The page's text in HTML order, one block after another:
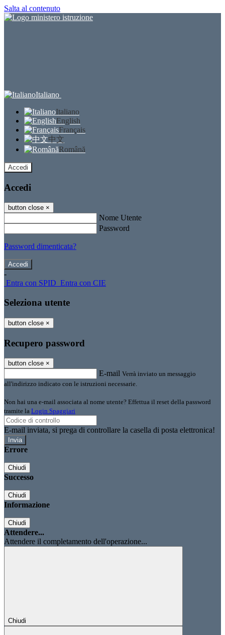
Salta al contenuto
Italiano
Italiano
English
Français
中文
Română
Accedi
Accedi
button close ×
Nome Utente
Password
Password dimenticata?
-
Entra con SPID Entra con CIE
Seleziona utente
button close ×
Recupero password
button close ×
E-mail Verrà inviato un messaggio
all'indirizzo indicato con le istruzioni necessarie.
Non hai una e-mail associata al nome utente? Effettua il reset della password
tramite la Login Spaggiari
E-mail inviata, si prega di controllare la casella di posta elettronica!
Errore
Chiudi
Successo
Chiudi
Informazione
Chiudi
Attendere...
Attendere il completamento dell'operazione...
Chiudi